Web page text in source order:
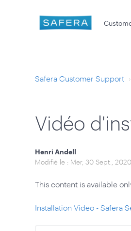
Safera Customer Support
Vidéo
Henri Andell
Modifié le : Mer, 30 Sept.,
This content is available
Installation Video - Safera